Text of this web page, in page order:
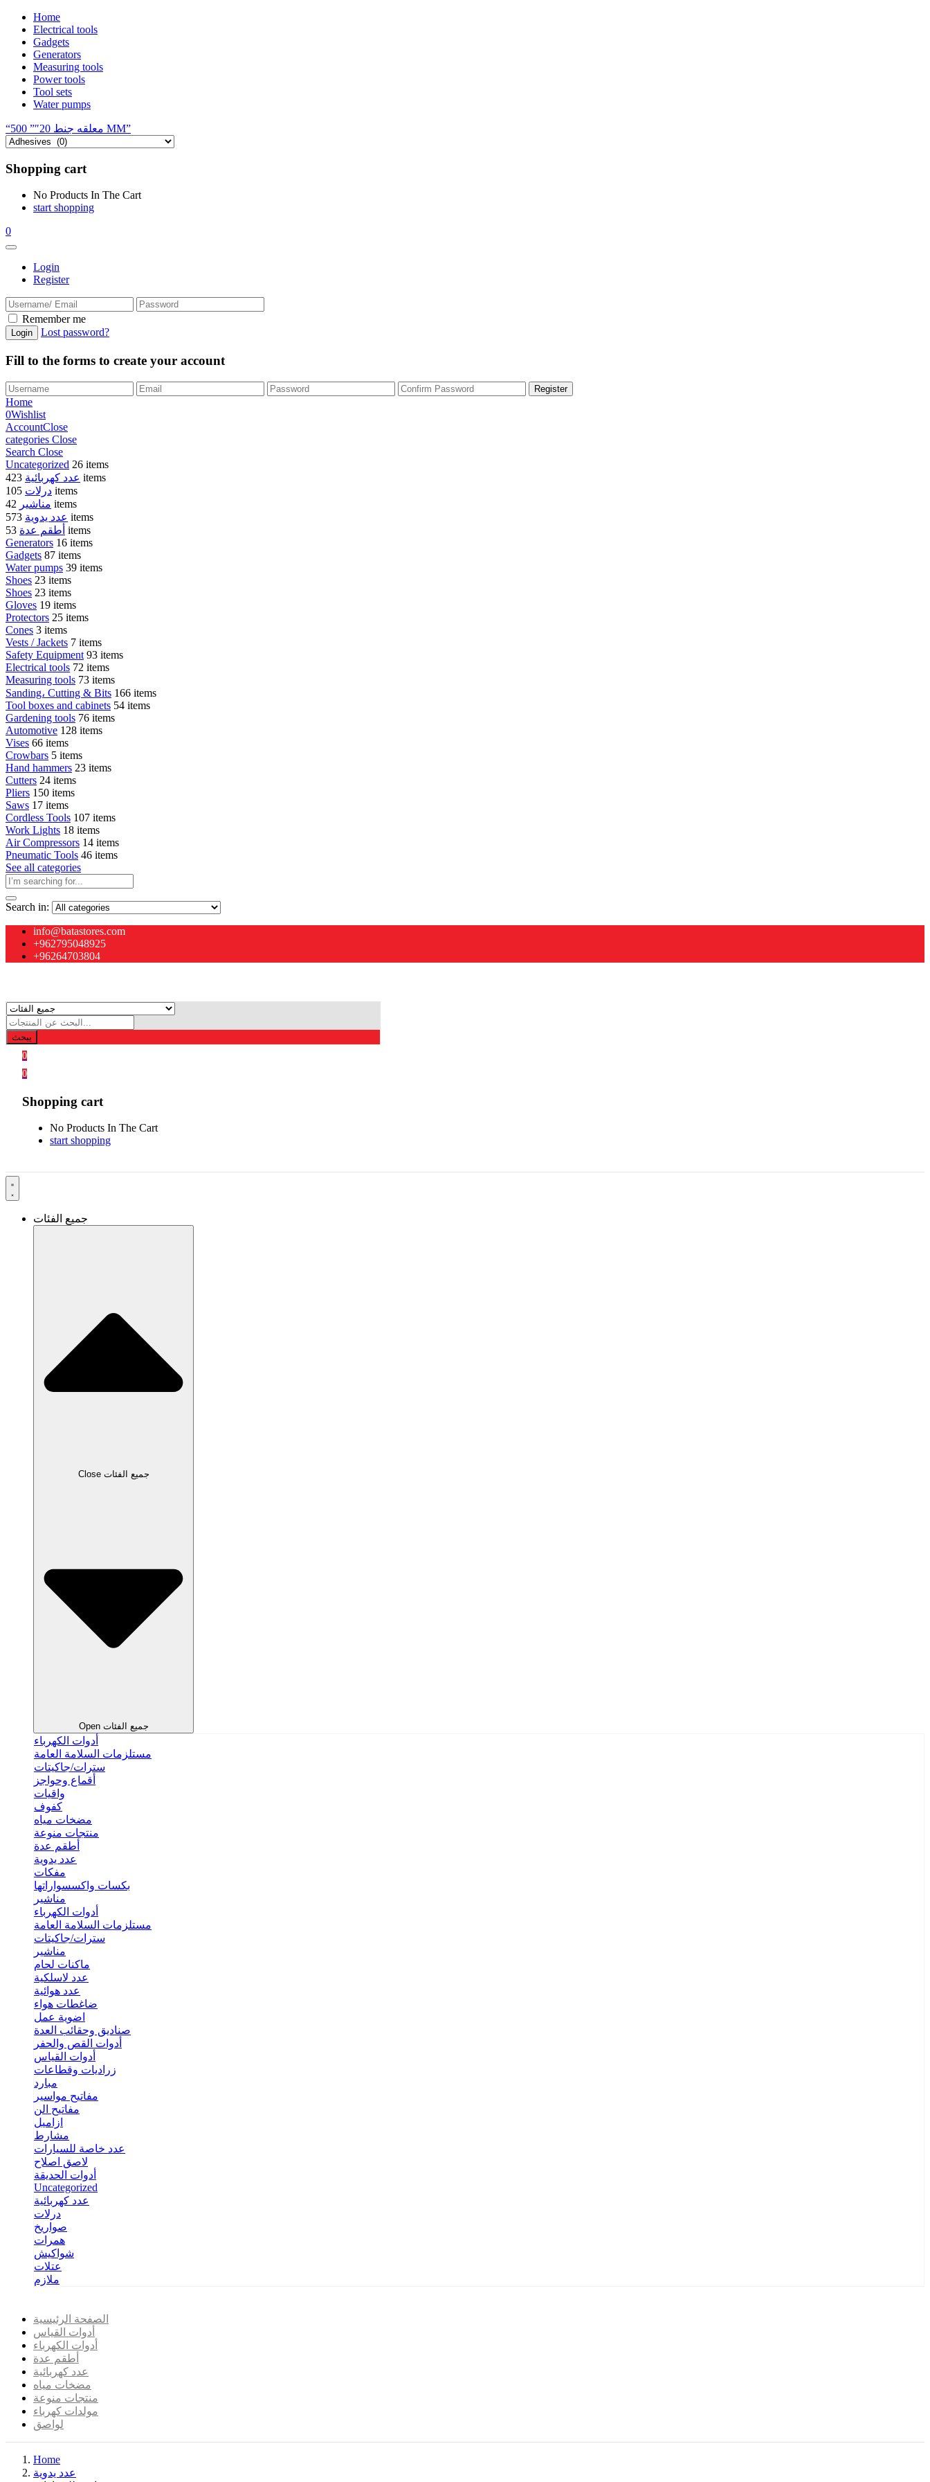
Home
Electrical tools
Gadgets
Generators
Measuring tools
Power tools
Tool sets
Water pumps
“معلقه جنط 20″” 500 MM”
Shopping cart
No Products In The Cart
start shopping
0
Login
Register
Remember me
Lost password?
Fill to the forms to create your account
Home
0Wishlist
AccountClose
categories Close
Search Close
Uncategorized 26 items
عدد كهربائية 423 items
درلات 105 items
مناشير 42 items
عدد يدوية 573 items
أطقم عدة 53 items
Generators 16 items
Gadgets 87 items
Water pumps 39 items
Shoes 23 items
Shoes 23 items
Gloves 19 items
Protectors 25 items
Cones 3 items
Vests / Jackets 7 items
Safety Equipment 93 items
Electrical tools 72 items
Measuring tools 73 items
Sanding، Cutting & Bits 166 items
Tool boxes and cabinets 54 items
Gardening tools 76 items
Automotive 128 items
Vises 66 items
Crowbars 5 items
Hand hammers 23 items
Cutters 24 items
Pliers 150 items
Saws 17 items
Cordless Tools 107 items
Work Lights 18 items
Air Compressors 14 items
Pneumatic Tools 46 items
See all categories
Search in:
info@batastores.com
+962795048925
+96264703804
يبحث
0
0
Shopping cart
No Products In The Cart
start shopping
جميع الفئات
Close جميع الفئات
Open جميع الفئات
أدوات الكهرباء
مستلزمات السلامة العامة
سترات/جاكيتات
أقماع وحواجز
واقيات
كفوف
مضخات مياه
منتجات منوعة
أطقم عدة
عدد يدوية
مفكات
بكسات واكسسواراتها
مناشير
أدوات الكهرباء
مستلزمات السلامة العامة
سترات/جاكيتات
مناشير
ماكنات لحام
عدد لاسلكية
عدد هوائية
ضاغطات هواء
اضوية عمل
صناديق وحقائب العدة
أدوات القص والحفر
أدوات القياس
زراديات وقطاعات
مبارد
مفاتيح مواسير
مفاتيح الن
ازاميل
مشارط
عدد خاصة للسيارات
لاصق اصلاح
أدوات الحديقة
Uncategorized
عدد كهربائية
درلات
صواريخ
همرات
شواكيش
عتلات
ملازم
الصفحة الرئيسية
أدوات القياس
أدوات الكهرباء
أطقم عدة
عدد كهربائية
مضخات مياه
منتجات منوعة
مولدات كهرباء
لواصق
Home
عدد يدوية